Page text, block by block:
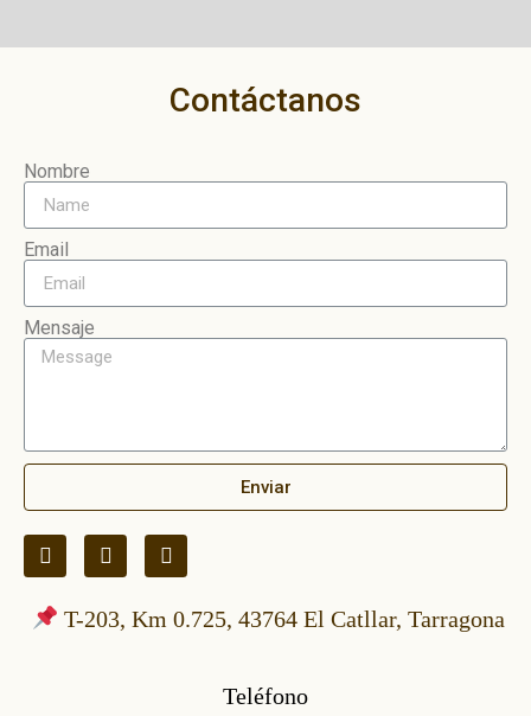
Contáctanos
Nombre
Email
Mensaje
Enviar
T-203, Km 0.725, 43764 El Catllar, Tarragona
Teléfono